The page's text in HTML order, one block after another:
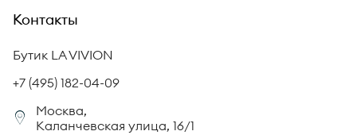
Комплект документов
Политика возврата
Сертификация бриллиантов
Юридическая информация
СМИ о нас
Корпоративный портал
Академия LA VIVION
Статьи
Контакты
Бутик LA VIVION
+7 (495) 182-04-09
Москва,
Каланчевская улица, 16/1